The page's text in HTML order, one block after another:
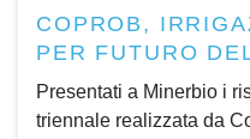
COPROB,
PER FUTURO
Presentati a Minerbio i
triennale realizzata da